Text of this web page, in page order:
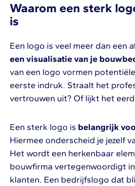
Waarom een sterk
is
Een logo is veel meer dan een
een visualisatie van je
van een logo vormen
eerste indruk. Straalt het
vertrouwen uit? Of lijkt het
Een sterk logo is belangrijk
Hiermee onderscheid je jezelf
Het wordt een herkenbaar
bouwfirma vertegenwoordigt
klanten. Een bedrijfslogo dat